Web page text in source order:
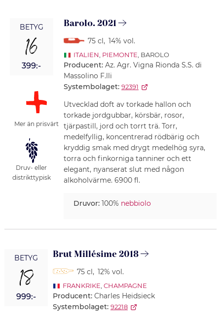
BETYG
16
399:-
Mer än prisvärt
Druv- eller
distrikttypisk
Barolo. 2021
75 cl, 14% vol.
ITALIEN, PIEMONTE, BAROLO
Producent: Az. Agr. Vigna Rionda S.S. di
Massolino F.lli
Systembolaget: 92391
Utvecklad doft av torkade hallon och
torkade jordgubbar, körsbär, rosor,
tjärpastill, jord och torrt trä. Torr,
medelfyllig, koncentrerad rödbärig och
kryddig smak med drygt medelhög syra,
torra och finkorniga tanniner och ett
elegant, nyanserat slut med någon
alkoholvärme. 6900 fl.
Druvor:100% nebbiolo
BETYG
18
999:-
Brut Millésime 2018
75 cl, 12% vol.
FRANKRIKE, CHAMPAGNE
Producent: Charles Heidsieck
Systembolaget: 92218